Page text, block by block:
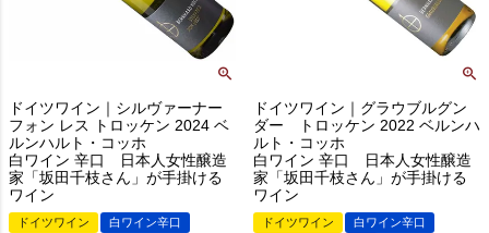
ドイツワイン｜シルヴァーナー
フォン レス トロッケン 2024 ベ
ルンハルト・コッホ
白ワイン 辛口 日本人女性醸造
家「坂田千枝さん」が手掛ける
ワイン
ドイツワイン 白ワイン辛口
ドイツワイン｜グラウブルグン
ダー トロッケン 2022 ベルンハ
ルト・コッホ
白ワイン 辛口 日本人女性醸造
家「坂田千枝さん」が手掛ける
ワイン
ドイツワイン
白ワイン辛口